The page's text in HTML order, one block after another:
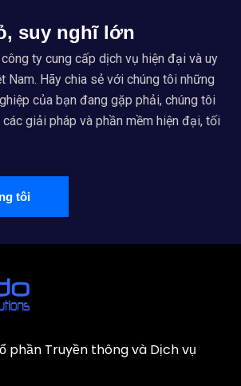
suy nghĩ lớn
ty cung cấp dịch vụ hiện đại và uy
Nam. Hãy chia sẻ với chúng tôi những
của bạn đang gặp phải, chúng tôi
giải pháp và phần mềm hiện đại, tối
tôi
phần Truyền thông và Dịch vụ